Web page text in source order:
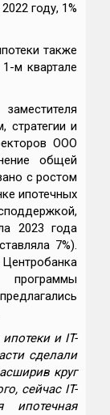
году, 1%
также
м квартале
стратегии и
ООО
общей
с ростом
ипотечных
2023 года
7%).
и IT-
сделали
круг
сейчас IT-